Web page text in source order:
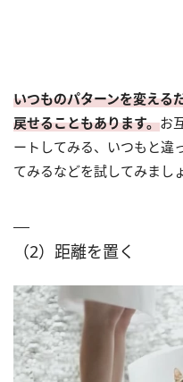
いつものパターンを変える
戻せることもあります。お
ートしてみる、いつもと違
てみるなどを試してみまし
（2）距離を置く